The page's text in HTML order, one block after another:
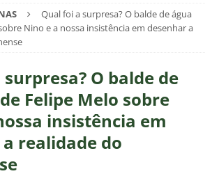
Qual foi a surpresa? O balde de água
Nino e a nossa insistência em desenhar a
O balde de
Felipe Melo sobre
insistência em
realidade do